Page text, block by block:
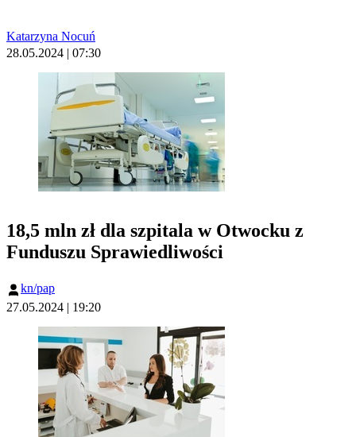
Katarzyna Nocuń
28.05.2024 | 07:30
18,5 mln zł dla szpitala w Otwocku z
Funduszu Sprawiedliwości
kn/pap
27.05.2024 | 19:20